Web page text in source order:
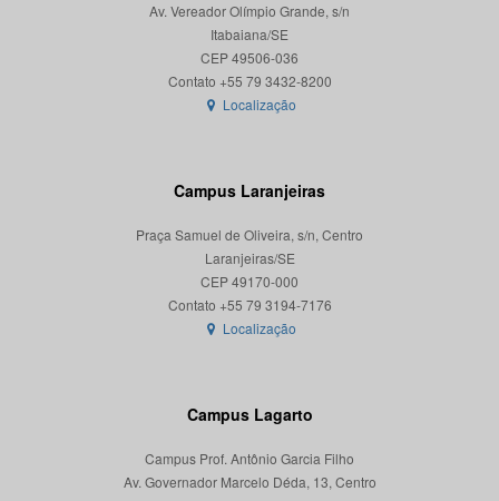
Av. Vereador Olímpio Grande, s/n
Itabaiana/SE
CEP 49506-036
Localização
Campus Laranjeiras
Praça Samuel de Oliveira, s/n, Centro
Laranjeiras/SE
CEP 49170-000
Localização
Campus Lagarto
Campus Prof. Antônio Garcia Filho
Av. Governador Marcelo Déda, 13, Centro